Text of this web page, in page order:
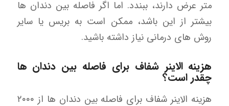
متر عرض دارند، ببندد. اما اگر فاصله بین دندان ها
بیشتر از این باشد، ممکن است به بریس یا سایر
روش های درمانی نیاز داشته باشید.
هزینه الاینر شفاف برای فاصله بین دندان ها
چقدر است؟
هزینه الاینر شفاف برای فاصله بین دندان ها از ۲۰۰۰